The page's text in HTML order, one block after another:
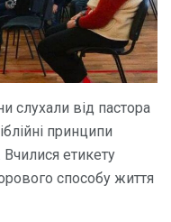
слухали від пастора
принципи
етикету
способу життя